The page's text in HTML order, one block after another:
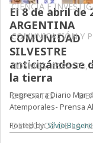
CIENCIA E
COMUNICACIÓN Y
COSMOS, ESPACIO,
DEPORTES
DERECHOS DE LA
El 8 de abril de
ARGENTINA
COMUNIDAD
SILVESTRE
anticipándose
la tierra
Regresar a Diario Mar
Atemporales- Prensa
Posted by:Silvio